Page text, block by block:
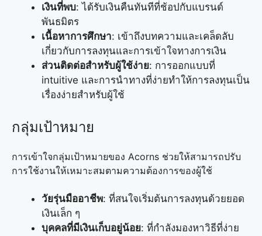
เงินที่พบ: ได้รับเงินคืนทันทีที่ช้อปกับแบรนด์
พันธมิตร
เนื้อหาการศึกษา: เข้าถึงบทความและเคล็ดลับ
เกี่ยวกับการลงทุนและการเข้าใจทางการเงิน
ส่วนติดต่อสำหรับผู้ใช้ง่าย: การออกแบบที่
intuitive และการนำทางที่ง่ายทำให้การลงทุนเป็น
เรื่องง่ายสำหรับผู้ใช้
กลุ่มเป้าหมาย
การเข้าใจกลุ่มเป้าหมายของ Acorns ช่วยให้สามารถปรับ
การใช้งานให้เหมาะสมตามความต้องการของผู้ใช้
วัยรุ่นมืออาชีพ: ที่สนใจเริ่มต้นการลงทุนด้วยยอด
เงินเล็ก ๆ
บุคคลที่มีเงินเก็บอยู่น้อย: ที่กำลังมองหาวิธีที่ง่าย